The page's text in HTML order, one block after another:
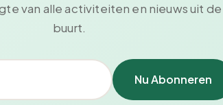
van alle activiteiten en nieuws uit de
buurt.
Nu Abonneren